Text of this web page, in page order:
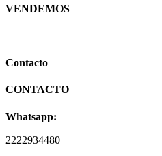
VENDEMOS
Contacto
CONTACTO
Whatsapp:
2222934480